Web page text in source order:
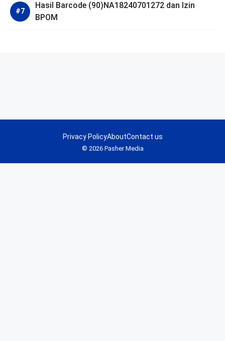
Hasil Barcode (90)NA18240701272 dan Izin
BPOM
© 2026 Pasher Media
Privacy PolicyAboutContact us